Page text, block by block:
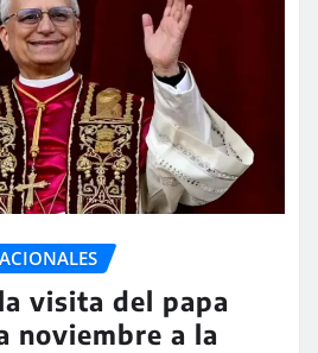
visita del papa
noviembre a la